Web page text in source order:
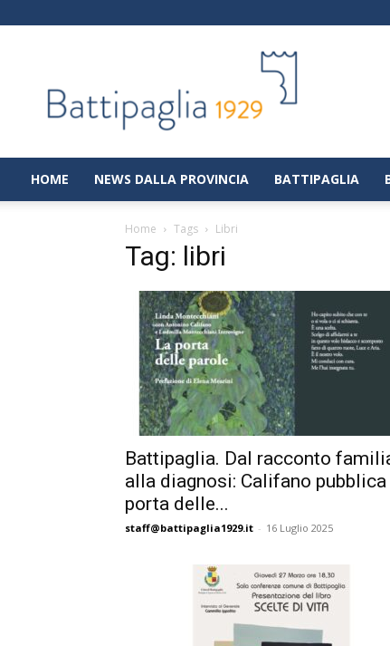
|
Notizie
dalla
città
di
HOME NEWS DALLA PROVINCIA BATTIPAGLIA
Home Tags Libri
Tag: libri
Battipaglia. Dal racconto
alla diagnosi: Califano pubblica
porta delle...
staff@battipaglia1929.it - 16 Luglio 2025